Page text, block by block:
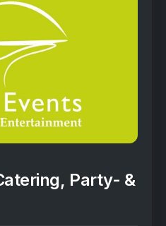
Party- &